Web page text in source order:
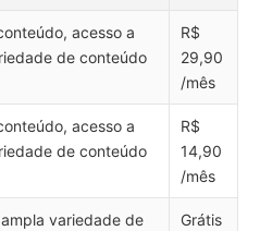
acesso a
de conteúdo
R$
29,90
/mês
acesso a
de conteúdo
R$
14,90
/mês
variedade de
Grátis